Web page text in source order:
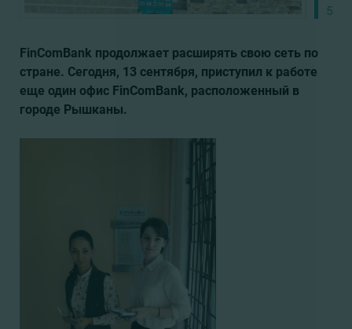
52/
FinComBank продолжает расширять свою сеть по
стране. Сегодня, 13 сентября, приступил к работе
еще один офис FinComBank, расположенный в
городе Рышканы.